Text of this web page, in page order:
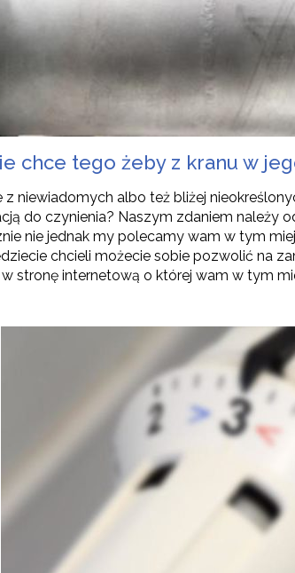
chce tego żeby z kranu w
niewiadomych albo też bliżej
do czynienia? Naszym zdaniem należy
nie jednak my polecamy wam w tym
chcieli możecie sobie pozwolić na
w stronę internetową o której wam w tym